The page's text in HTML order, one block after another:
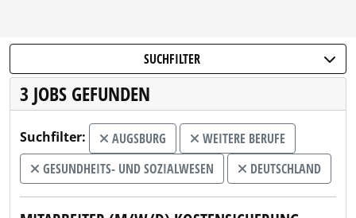
SUCHFILTER
3 JOBS GEFUNDEN
Suchfilter: AUGSBURG
WEITERE BERUFE
GESUNDHEITS- UND SOZIALWESEN
DEUTSCHLAND